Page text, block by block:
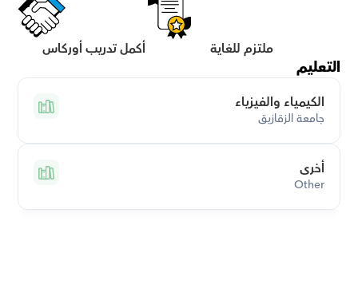
ملتزم للغاية أكمل تدريب أوركاس
التعليم
الكيمياء والفيزياء
جامعة الزقازيق
أخرى
Other